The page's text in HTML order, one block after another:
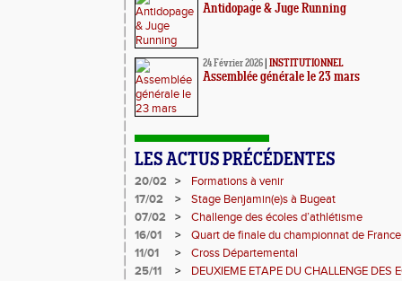
Antidopage & Juge Running
24 Février 2026 INSTITUTIONNEL
Assemblée générale le 23 mars
LES ACTUS PRÉCÉDENTES
20/02 >
Formations à venir
17/02
>
Stage Benjamin(e)s à Bugeat
07/02
>
Challenge des écoles d’athlétisme
16/01
>
Quart de finale du championnat de
11/01
>
Cross Départemental
25/11
>
DEUXIEME ETAPE DU CHALLENGE DES